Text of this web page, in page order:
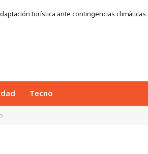
turística ante contingencias climáticas
Tecno